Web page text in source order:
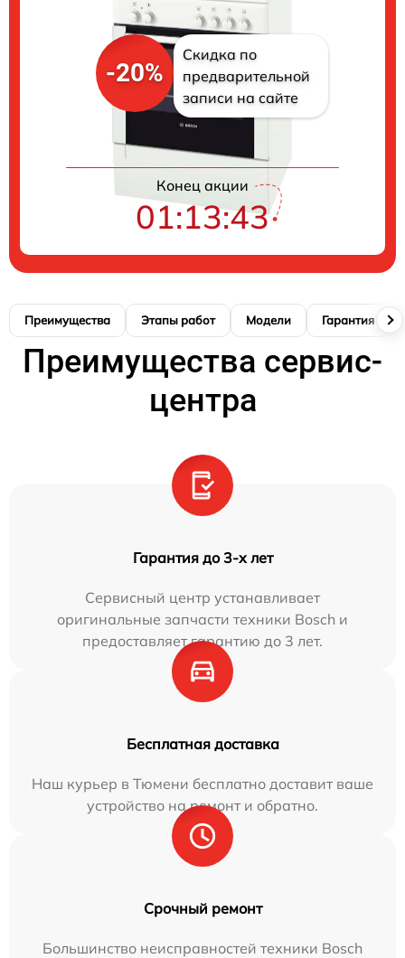
-20%
Скидка по
предварительной
записи на сайте
Конец акции
01:13:42
Преимущества Этапы работ Модели Гарантия
Преимущества сервис-
центра
Гарантия до 3-х лет
Сервисный центр устанавливает
оригинальные запчасти техники Bosch и
предоставляет гарантию до 3 лет.
Бесплатная доставка
Наш курьер в Тюмени бесплатно доставит ваше
устройство на ремонт и обратно.
Срочный ремонт
Большинство неисправностей техники Bosch